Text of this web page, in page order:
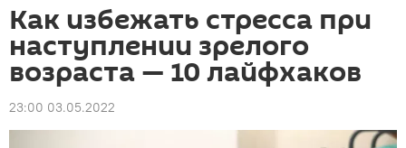
Как избежать стресса при
наступлении зрелого
возраста — 10 лайфхаков
23:00 03.05.2022